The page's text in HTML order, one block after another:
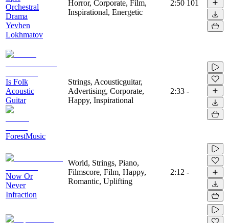
Orchestral
Drama
Yevhen
Lokhmatov
Horror, Corporate, Film,
Inspirational, Energetic
2:50 101
Is Folk
Acoustic
Guitar
ForestMusic
Strings, Acousticguitar,
Advertising, Corporate,
Happy, Inspirational
2:33 -
Now Or
Never
Infraction
World, Strings, Piano,
Filmscore, Film, Happy,
Romantic, Uplifting
2:12 -